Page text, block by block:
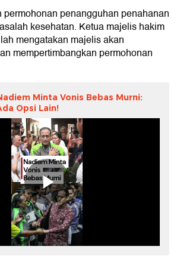
penangguhan penahanan
kesehatan. Ketua majelis hakim
mengatakan majelis akan
mempertimbangkan permohonan
Minta Vonis Bebas Murni:
Opsi Lain!